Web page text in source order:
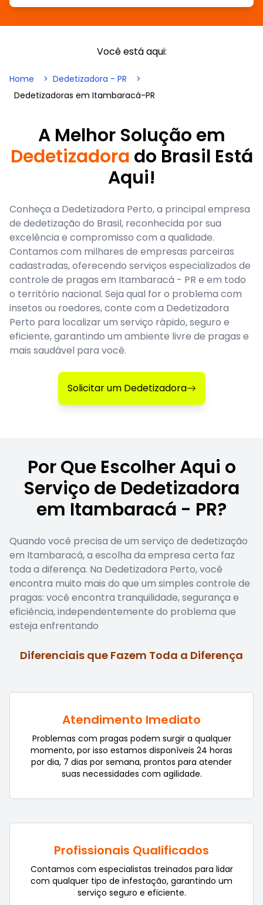
Você está aqui:
Home
Dedetizadora - PR
Dedetizadoras em Itambaracá-PR
A Melhor Solução em
Dedetizadora do Brasil Está
Aqui!
Conheça a Dedetizadora Perto, a principal empresa
de dedetização do Brasil, reconhecida por sua
excelência e compromisso com a qualidade.
Contamos com milhares de empresas parceiras
cadastradas, oferecendo serviços especializados de
controle de pragas em Itambaracá - PR e em todo
o território nacional. Seja qual for o problema com
insetos ou roedores, conte com a Dedetizadora
Perto para localizar um serviço rápido, seguro e
eficiente, garantindo um ambiente livre de pragas e
mais saudável para você.
Solicitar um Dedetizadora
Por Que Escolher Aqui o
Serviço de Dedetizadora
em Itambaracá - PR?
Quando você precisa de um serviço de dedetização
em Itambaracá, a escolha da empresa certa faz
toda a diferença. Na Dedetizadora Perto, você
encontra muito mais do que um simples controle de
pragas: você encontra tranquilidade, segurança e
eficiência, independentemente do problema que
esteja enfrentando
Diferenciais que Fazem Toda a Diferença
Atendimento Imediato
Problemas com pragas podem surgir a qualquer
momento, por isso estamos disponíveis 24 horas
por dia, 7 dias por semana, prontos para atender
suas necessidades com agilidade.
Profissionais Qualificados
Contamos com especialistas treinados para lidar
com qualquer tipo de infestação, garantindo um
serviço seguro e eficiente.